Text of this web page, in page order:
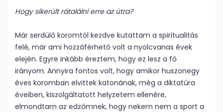
Hogy sikerült rátalálni erre az útra?
Már serdülő koromtól kezdve kutattam a spiritualitás
felé, már ami hozzáférhető volt a nyolcvanas évek
elején. Egyre inkább éreztem, hogy ez lesz a fő
irányom. Annyira fontos volt, hogy amikor huszonegy
éves koromban elvittek katonának, még a diktatúra
éveiben, kiszolgáltatott helyzetem ellenére,
elmondtam az edzőmnek, hogy nekem nem a sport a